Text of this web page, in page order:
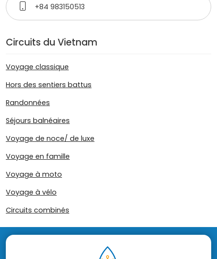
+84 983150513
Circuits du Vietnam
Voyage classique
Hors des sentiers battus
Randonnées
Séjours balnéaires
Voyage de noce/ de luxe
Voyage en famille
Voyage à moto
Voyage à vélo
Circuits combinés